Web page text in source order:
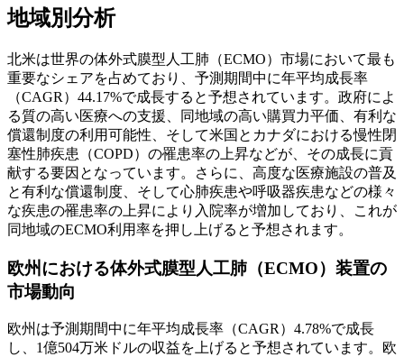
地域別分析
北米は世界の体外式膜型人工肺（ECMO）市場において最も
重要なシェアを占めており、予測期間中に年平均成長率
（CAGR）44.17%で成長すると予想されています。政府によ
る質の高い医療への支援、同地域の高い購買力平価、有利な
償還制度の利用可能性、そして米国とカナダにおける慢性閉
塞性肺疾患（COPD）の罹患率の上昇などが、その成長に貢
献する要因となっています。さらに、高度な医療施設の普及
と有利な償還制度、そして心肺疾患や呼吸器疾患などの様々
な疾患の罹患率の上昇により入院率が増加しており、これが
同地域のECMO利用率を押し上げると予想されます。
欧州における体外式膜型人工肺（ECMO）装置の
市場動向
欧州は予測期間中に年平均成長率（CAGR）4.78%で成長
し、1億504万米ドルの収益を上げると予想されています。欧